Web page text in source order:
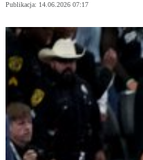
Publikacja: 14.06.2026 07:17